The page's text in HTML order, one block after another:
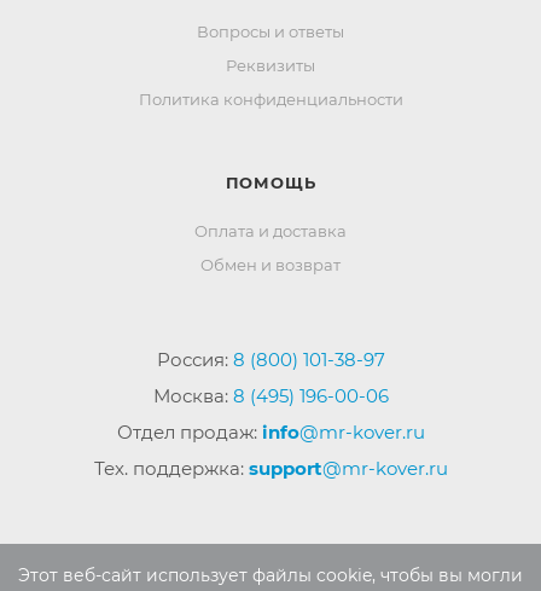
Вопросы и ответы
Реквизиты
Политика конфиденциальности
ПОМОЩЬ
Оплата и доставка
Обмен и возврат
Россия: 8 (800) 101-38-97
Москва: 8 (495) 196-00-06
Отдел продаж: info@mr-kover.ru
Тех. поддержка: support@mr-kover.ru
2022-2026 © Интернет магазинMR-KOVER.RU
Этот веб-сайт использует файлы cookie, чтобы вы могли